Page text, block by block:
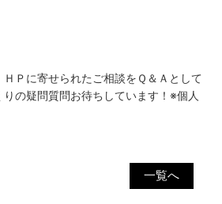
ＨＰに寄せられたご相談をＱ＆Ａとして
の疑問質問お待ちしています！※個人
一覧へ